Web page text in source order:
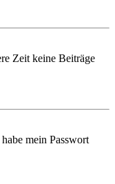
Zeit keine Beiträge
mein Passwort